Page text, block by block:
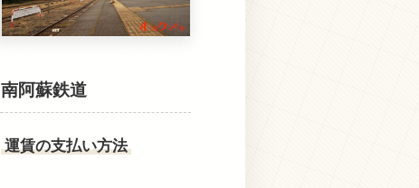
南阿蘇鉄道
運賃の支払い方法